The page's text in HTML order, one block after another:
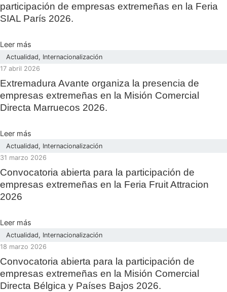
participación de empresas extremeñas en la Feria
SIAL París 2026.
Leer más
Actualidad, Internacionalización
17 abril 2026
Extremadura Avante organiza la presencia de
empresas extremeñas en la Misión Comercial
Directa Marruecos 2026.
Leer más
Actualidad, Internacionalización
31 marzo 2026
Convocatoria abierta para la participación de
empresas extremeñas en la Feria Fruit Attracion
2026
Leer más
Actualidad, Internacionalización
18 marzo 2026
Convocatoria abierta para la participación de
empresas extremeñas en la Misión Comercial
Directa Bélgica y Países Bajos 2026.